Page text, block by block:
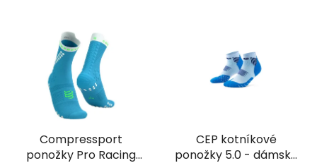
Compressport
ponožky Pro Racing
CEP kotníkové
ponožky 5.0 - dámské